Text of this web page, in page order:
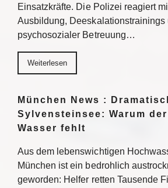
Einsatzkräfte. Die Polizei reagiert
Ausbildung, Deeskalationstrainings
psychosozialer Betreuung…
Weiterlesen
München News :
Sylvensteinsee: Warum
Wasser fehlt
Aus dem lebenswichtigen
München ist ein bedrohlich
geworden: Helfer retten Tausende